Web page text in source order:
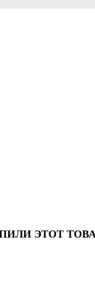
ЭТОТ